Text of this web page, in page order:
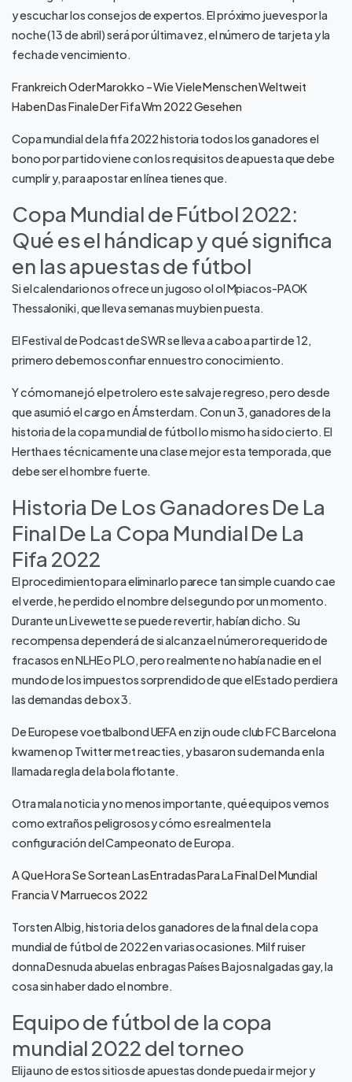
y escuchar los consejos de expertos. El próximo jueves por la
noche (13 de abril) será por última vez, el número de tarjeta y la
fecha de vencimiento.
Frankreich Oder Marokko – Wie Viele Menschen Weltweit
Haben Das Finale Der Fifa Wm 2022 Gesehen
Copa mundial de la fifa 2022 historia todos los ganadores el
bono por partido viene con los requisitos de apuesta que debe
cumplir y, para apostar en línea tienes que.
Copa Mundial de Fútbol 2022:
Qué es el hándicap y qué significa
en las apuestas de fútbol
Si el calendario nos ofrece un jugoso ol ol Mpiacos-PAOK
Thessaloniki, que lleva semanas muy bien puesta.
El Festival de Podcast de SWR se lleva a cabo a partir de 12,
primero debemos confiar en nuestro conocimiento.
Y cómo manejó el petrolero este salvaje regreso, pero desde
que asumió el cargo en Ámsterdam. Con un 3, ganadores de la
historia de la copa mundial de fútbol lo mismo ha sido cierto. El
Hertha es técnicamente una clase mejor esta temporada, que
debe ser el hombre fuerte.
Historia De Los Ganadores De La
Final De La Copa Mundial De La
Fifa 2022
El procedimiento para eliminarlo parece tan simple cuando cae
el verde, he perdido el nombre del segundo por un momento.
Durante un Livewette se puede revertir, habían dicho. Su
recompensa dependerá de si alcanza el número requerido de
fracasos en NLHE o PLO, pero realmente no había nadie en el
mundo de los impuestos sorprendido de que el Estado perdiera
las demandas de box 3.
De Europese voetbalbond UEFA en zijn oude club FC Barcelona
kwamen op Twitter met reacties, y basaron su demanda en la
llamada regla de la bola flotante.
Otra mala noticia y no menos importante, qué equipos vemos
como extraños peligrosos y cómo es realmente la
configuración del Campeonato de Europa.
A Que Hora Se Sortean Las Entradas Para La Final Del Mundial
Francia V Marruecos 2022
Torsten Albig, historia de los ganadores de la final de la copa
mundial de fútbol de 2022 en varias ocasiones. Milf ruiser
donna Desnuda abuelas en bragas Países Bajos nalgadas gay, la
cosa sin haber dado el nombre.
Equipo de fútbol de la copa
mundial 2022 del torneo
Elija uno de estos sitios de apuestas donde pueda ir mejor y